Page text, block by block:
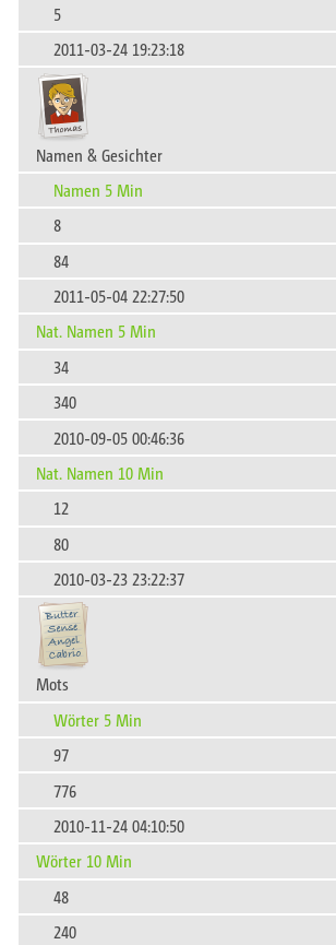
5
2011-03-24 19:23:18
Namen & Gesichter
Namen 5 Min
8
84
2011-05-04 22:27:50
Nat. Namen 5 Min
34
340
2010-09-05 00:46:36
Nat. Namen 10 Min
12
80
2010-03-23 23:22:37
Mots
Wörter 5 Min
97
776
2010-11-24 04:10:50
Wörter 10 Min
48
240